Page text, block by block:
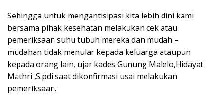
Sehingga untuk mengantisipasi kita lebih dini kami
bersama pihak kesehatan melakukan cek atau
pemeriksaan suhu tubuh mereka dan mudah –
mudahan tidak menular kepada keluarga ataupun
kepada orang lain, ujar kades Gunung Malelo,Hidayat
Mathri ,S.pdi saat dikonfirmasi usai melakukan
pemeriksaan.